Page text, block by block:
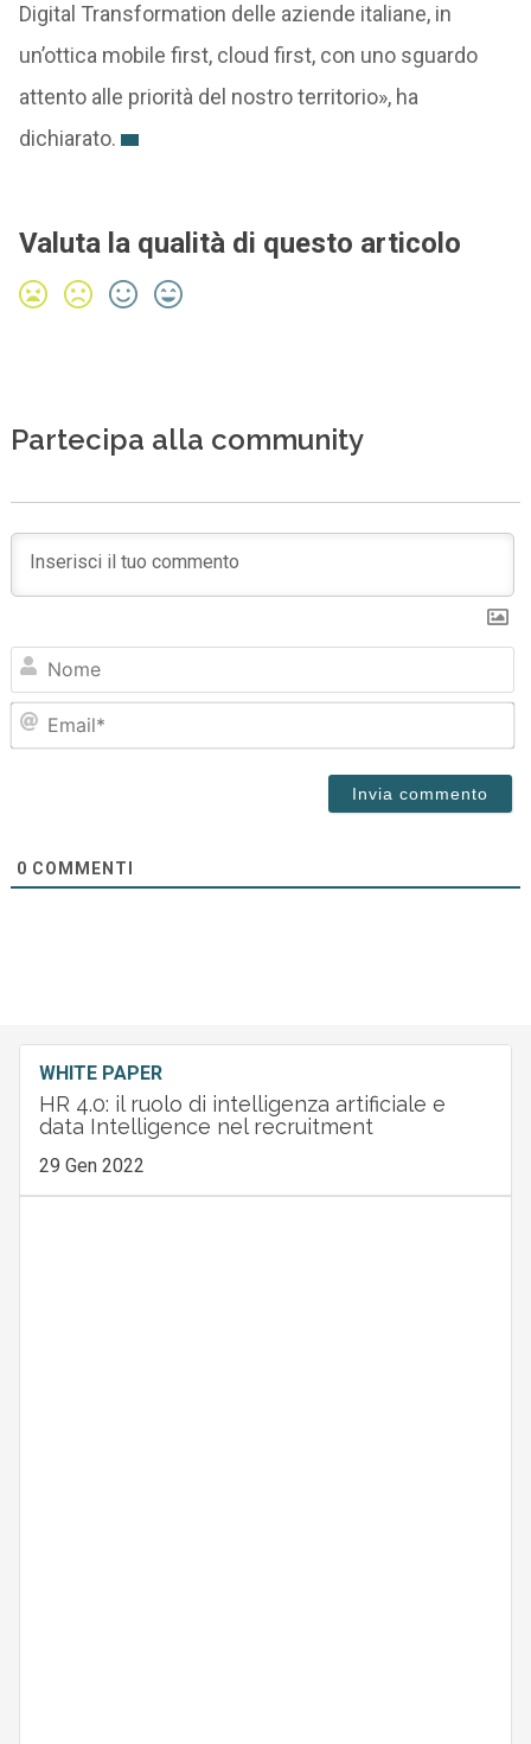
Digital Transformation delle aziende italiane, in
un’ottica mobile first, cloud first, con uno sguardo
attento alle priorità del nostro territorio», ha
dichiarato.
Valuta la qualità di questo articolo
Partecipa alla community
0 COMMENTI
WHITE PAPER
HR 4.0: il ruolo di intelligenza artificiale e
data Intelligence nel recruitment
29 Gen 2022